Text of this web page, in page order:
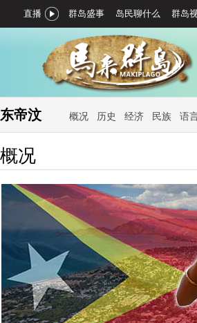
直播 群岛盛事 岛民聊什么 群岛
东帝汶 概况 历史 经济 民族 语
概况